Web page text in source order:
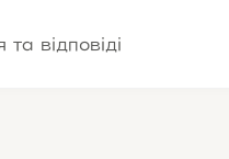
відповіді